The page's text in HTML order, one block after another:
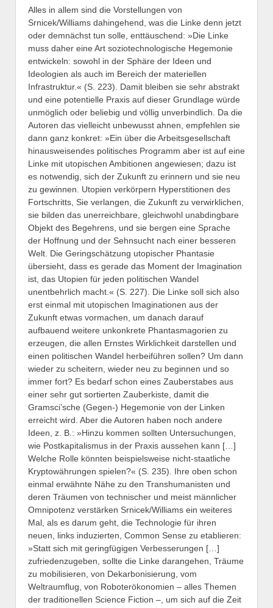
Alles in allem sind die Vorstellungen von
Srnicek/Williams dahingehend, was die Linke denn jetzt
oder demnächst tun solle, enttäuschend: »Die Linke
muss daher eine Art soziotechnologische Hegemonie
entwickeln: sowohl in der Sphäre der Ideen und
Ideologien als auch im Bereich der materiellen
Infrastruktur.« (S. 223). Damit bleiben sie sehr abstrakt
und eine potentielle Praxis auf dieser Grundlage würde
unmöglich oder beliebig und völlig unverbindlich. Da die
Autoren das vielleicht unbewusst ahnen, empfehlen sie
dann ganz konkret: »Ein über die Arbeitsgesellschaft
hinausweisendes politisches Programm aber ist auf eine
Linke mit utopischen Ambitionen angewiesen; dazu ist
es notwendig, sich der Zukunft zu erinnern und sie neu
zu gewinnen. Utopien verkörpern Hyperstitionen des
Fortschritts, Sie verlangen, die Zukunft zu verwirklichen,
sie bilden das unerreichbare, gleichwohl unabdingbare
Objekt des Begehrens, und sie bergen eine Sprache
der Hoffnung und der Sehnsucht nach einer besseren
Welt. Die Geringschätzung utopischer Phantasie
übersieht, dass es gerade das Moment der Imagination
ist, das Utopien für jeden politischen Wandel
unentbehrlich macht.« (S. 227). Die Linke soll sich also
erst einmal mit utopischen Imaginationen aus der
Zukunft etwas vormachen, um danach darauf
aufbauend weitere unkonkrete Phantasmagorien zu
erzeugen, die allen Ernstes Wirklichkeit darstellen und
einen politischen Wandel herbeiführen sollen? Um dann
wieder zu scheitern, wieder neu zu beginnen und so
immer fort? Es bedarf schon eines Zauberstabes aus
einer sehr gut sortierten Zauberkiste, damit die
Gramsci’sche (Gegen-) Hegemonie von der Linken
erreicht wird. Aber die Autoren haben noch andere
Ideen, z. B.: »Hinzu kommen sollten Untersuchungen,
wie Postkapitalismus in der Praxis aussehen kann […]
Welche Rolle könnten beispielsweise nicht-staatliche
Kryptowährungen spielen?« (S. 235). Ihre oben schon
einmal erwähnte Nähe zu den Transhumanisten und
deren Träumen von technischer und meist männlicher
Omnipotenz verstärken Srnicek/Williams ein weiteres
Mal, als es darum geht, die Technologie für ihren
neuen, links induzierten, Common Sense zu etablieren:
»Statt sich mit geringfügigen Verbesserungen […]
zufriedenzugeben, sollte die Linke darangehen, Träume
zu mobilisieren, von Dekarbonisierung, vom
Weltraumflug, von Roboterökonomien – alles Themen
der traditionellen Science Fiction –, um sich auf die Zeit